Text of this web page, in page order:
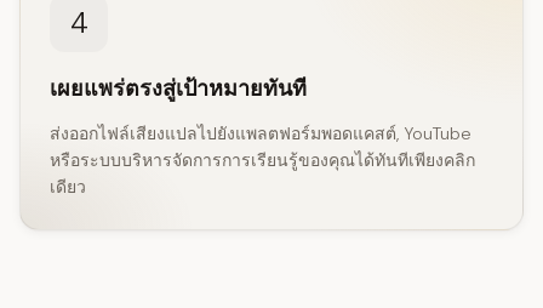
4
เผยแพร่ตรงสู่เป้าหมายทันที
ส่งออกไฟล์เสียงแปลไปยังแพลตฟอร์มพอดแคสต์, YouTube
หรือระบบบริหารจัดการการเรียนรู้ของคุณได้ทันทีเพียงคลิก
เดียว